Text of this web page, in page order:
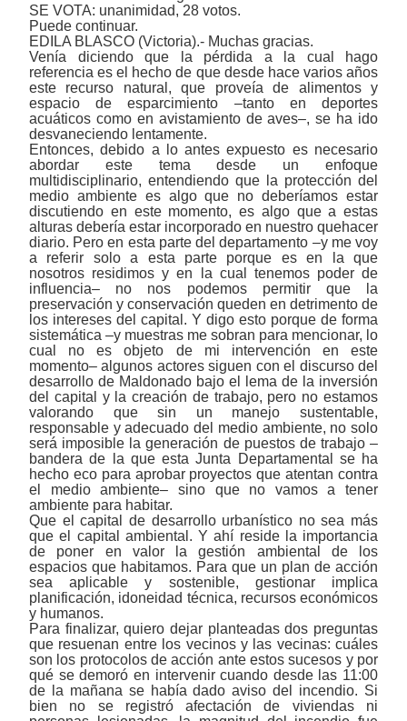
SE VOTA: unanimidad, 28 votos.
Puede continuar.
EDILA BLASCO (Victoria).- Muchas gracias.
Venía diciendo que la pérdida a la cual hago
referencia es el hecho de que desde hace varios años
este recurso natural, que proveía de alimentos y
espacio de esparcimiento ‒tanto en deportes
acuáticos como en avistamiento de aves‒, se ha ido
desvaneciendo lentamente.
Entonces, debido a lo antes expuesto es necesario
abordar este tema desde un enfoque
multidisciplinario, entendiendo que la protección del
medio ambiente es algo que no deberíamos estar
discutiendo en este momento, es algo que a estas
alturas debería estar incorporado en nuestro quehacer
diario. Pero en esta parte del departamento ‒y me voy
a referir solo a esta parte porque es en la que
nosotros residimos y en la cual tenemos poder de
influencia‒ no nos podemos permitir que la
preservación y conservación queden en detrimento de
los intereses del capital. Y digo esto porque de forma
sistemática ‒y muestras me sobran para mencionar, lo
cual no es objeto de mi intervención en este
momento‒ algunos actores siguen con el discurso del
desarrollo de Maldonado bajo el lema de la inversión
del capital y la creación de trabajo, pero no estamos
valorando que sin un manejo sustentable,
responsable y adecuado del medio ambiente, no solo
será imposible la generación de puestos de trabajo ‒
bandera de la que esta Junta Departamental se ha
hecho eco para aprobar proyectos que atentan contra
el medio ambiente‒ sino que no vamos a tener
ambiente para habitar.
Que el capital de desarrollo urbanístico no sea más
que el capital ambiental. Y ahí reside la importancia
de poner en valor la gestión ambiental de los
espacios que habitamos. Para que un plan de acción
sea aplicable y sostenible, gestionar implica
planificación, idoneidad técnica, recursos económicos
y humanos.
Para finalizar, quiero dejar planteadas dos preguntas
que resuenan entre los vecinos y las vecinas: cuáles
son los protocolos de acción ante estos sucesos y por
qué se demoró en intervenir cuando desde las 11:00
de la mañana se había dado aviso del incendio. Si
bien no se registró afectación de viviendas ni